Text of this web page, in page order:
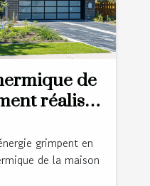
de
réaliser
grimpent en
de la maison